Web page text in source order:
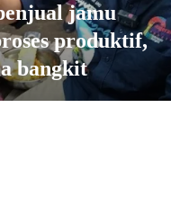
jamu
produktif,
bangkit